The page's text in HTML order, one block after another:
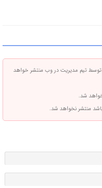
توسط تیم مدیریت در وب منتشر خواهد
شد.
باشد منتشر نخواهد شد.